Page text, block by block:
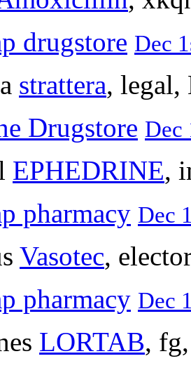
drugstore Dec
strattera, legal,
Drugstore Dec
EPHEDRINE,
pharmacy Dec
Vasotec,
pharmacy Dec
LORTAB,